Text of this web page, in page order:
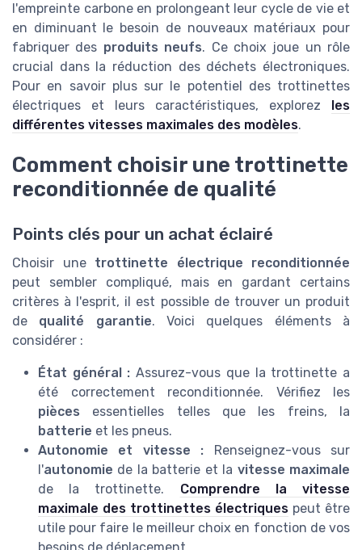
l'empreinte carbone en prolongeant leur cycle de vie et
en diminuant le besoin de nouveaux matériaux pour
fabriquer des produits neufs. Ce choix joue un rôle
crucial dans la réduction des déchets électroniques.
Pour en savoir plus sur le potentiel des trottinettes
électriques et leurs caractéristiques, explorez les
différentes vitesses maximales des modèles.
Comment choisir une trottinette
reconditionnée de qualité
Points clés pour un achat éclairé
Choisir une trottinette électrique reconditionnée
peut sembler compliqué, mais en gardant certains
critères à l'esprit, il est possible de trouver un produit
de qualité garantie. Voici quelques éléments à
considérer :
État général : Assurez-vous que la trottinette a
été correctement reconditionnée. Vérifiez les
pièces essentielles telles que les freins, la
batterie et les pneus.
Autonomie et vitesse : Renseignez-vous sur
l'autonomie de la batterie et la vitesse maximale
de la trottinette. Comprendre la vitesse
maximale des trottinettes électriques peut être
utile pour faire le meilleur choix en fonction de vos